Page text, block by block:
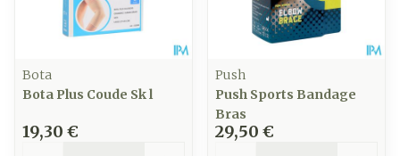
Bota
Bota Plus Coude Sk l
19,30 €
Push
Push Sports Bandage
Bras
29,50 €